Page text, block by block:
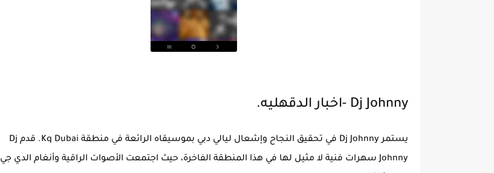
Dj Johnny -اخبار الدقهليه.
يستمر Dj Johnny في تحقيق النجاح وإشعال ليالي دبي بموسيقاه الرائعة في منطقة Kq Dubai. قدم Dj
Johnny سهرات فنية لا مثيل لها في هذا المنطقة الفاخرة، حيث اجتمعت الأصوات الراقية وأنغام الدي جي